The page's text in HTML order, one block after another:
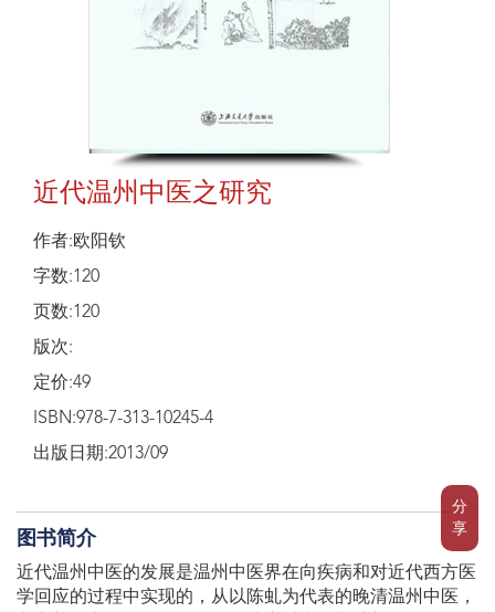
分
享
近代温州中医之研究
作者:欧阳钦
字数:120
页数:120
版次:
定价:49
ISBN:978-7-313-10245-4
出版日期:2013/09
图书简介
近代温州中医的发展是温州中医界在向疾病和对近代西方医
学回应的过程中实现的，从以陈虬为代表的晚清温州中医，